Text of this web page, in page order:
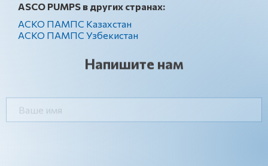
ASCO PUMPS в других странах:
АСКО ПАМПС Казахстан
АСКО ПАМПС Узбекистан
Напишите нам